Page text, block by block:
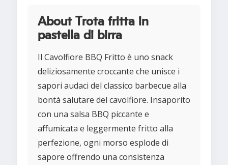
About Trota fritta in
pastella di birra
Il Cavolfiore BBQ Fritto è uno snack
deliziosamente croccante che unisce i
sapori audaci del classico barbecue alla
bontà salutare del cavolfiore. Insaporito
con una salsa BBQ piccante e
affumicata e leggermente fritto alla
perfezione, ogni morso esplode di
sapore offrendo una consistenza